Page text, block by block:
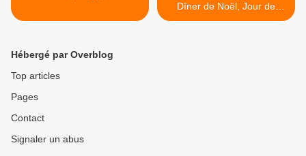
Dîner de Noël, Jour de
l'an... >
Hébergé par Overblog
Top articles
Pages
Contact
Signaler un abus